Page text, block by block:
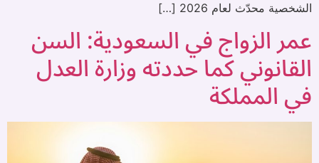
الشخصية محدّث لعام 2026 […]
عمر الزواج في السعودية: السن
القانوني كما حددته وزارة العدل
في المملكة